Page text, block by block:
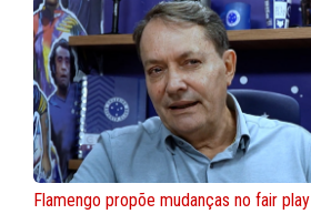
Flamengo propõe mudanças no fair play